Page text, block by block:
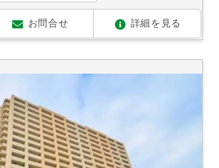
お問合せ 詳細を見る